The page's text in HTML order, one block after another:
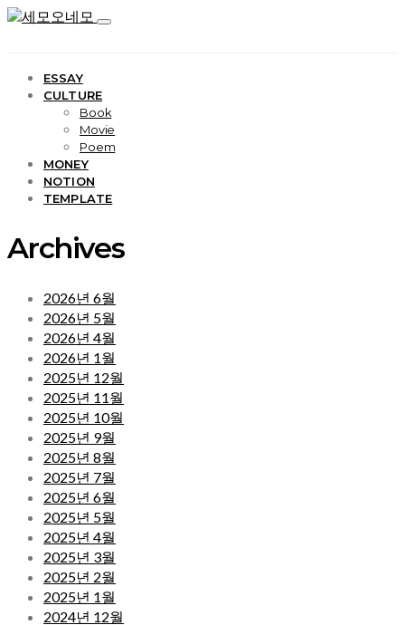
ESSAY
CULTURE
Book
Movie
Poem
MONEY
NOTION
TEMPLATE
Archives
2026년 6월
2026년 5월
2026년 4월
2026년 1월
2025년 12월
2025년 11월
2025년 10월
2025년 9월
2025년 8월
2025년 7월
2025년 6월
2025년 5월
2025년 4월
2025년 3월
2025년 2월
2025년 1월
2024년 12월